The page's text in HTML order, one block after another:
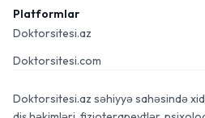
Platformlar
Doktorsitesi.az
Doktorsitesi.com
Doktorsitesi.az səhiyyə sahəsində